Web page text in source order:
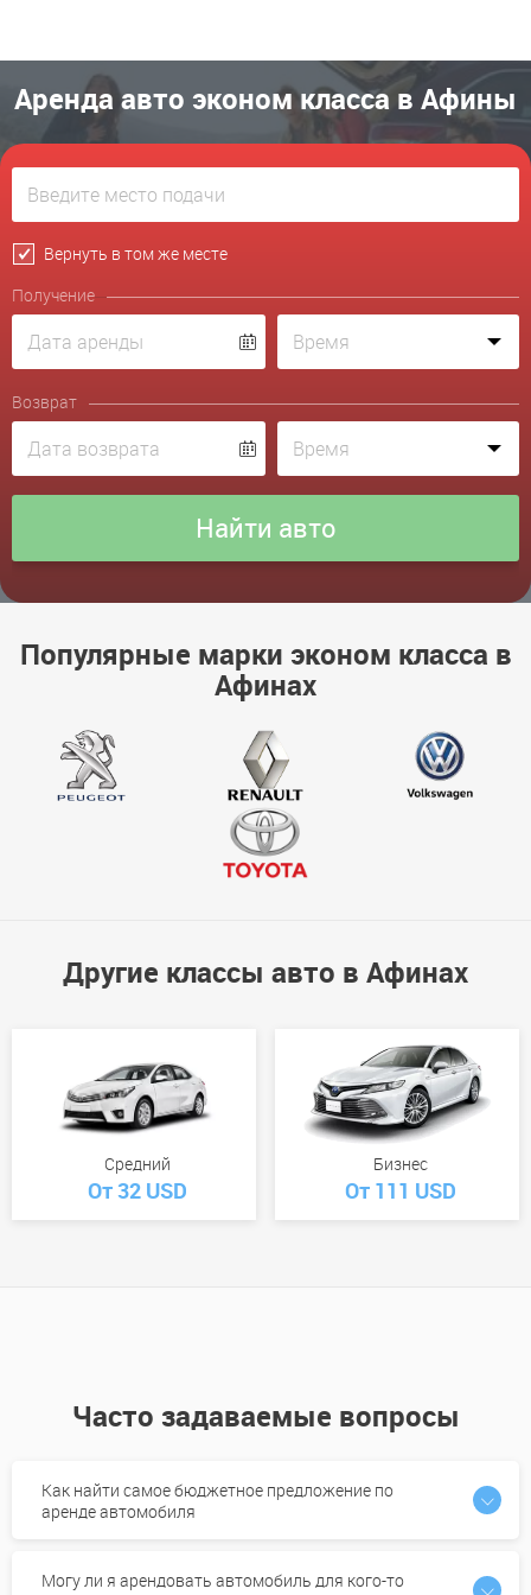
Аренда авто эконом класса в Афины
Вернуть в том же месте
Получение
Возврат
Популярные марки эконом класса в
Афинах
Другие классы авто в Афинах
Средний
От 32 USD
Бизнес
От 111 USD
Часто задаваемые вопросы
Как найти самое бюджетное предложение по
аренде автомобиля
Могу ли я арендовать автомобиль для кого-то